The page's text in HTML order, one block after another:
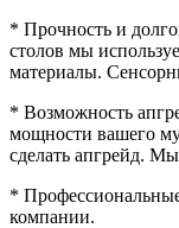
* Прочность и
столов мы
материалы.
* Возможность
мощности вашего
сделать апгрейд.
*
компании.